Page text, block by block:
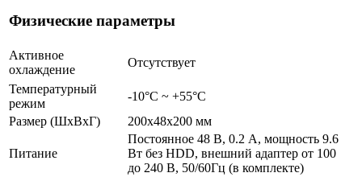
Физические параметры
Активное
охлаждение
Отсутствует
Температурный
режим
-10°C ~ +55°C
Размер (ШxВxГ)
200x48x200 мм
Питание
Постоянное 48 В, 0.2 А, мощность 9.6
Вт без HDD, внешний адаптер от 100
до 240 В, 50/60Гц (в комплекте)